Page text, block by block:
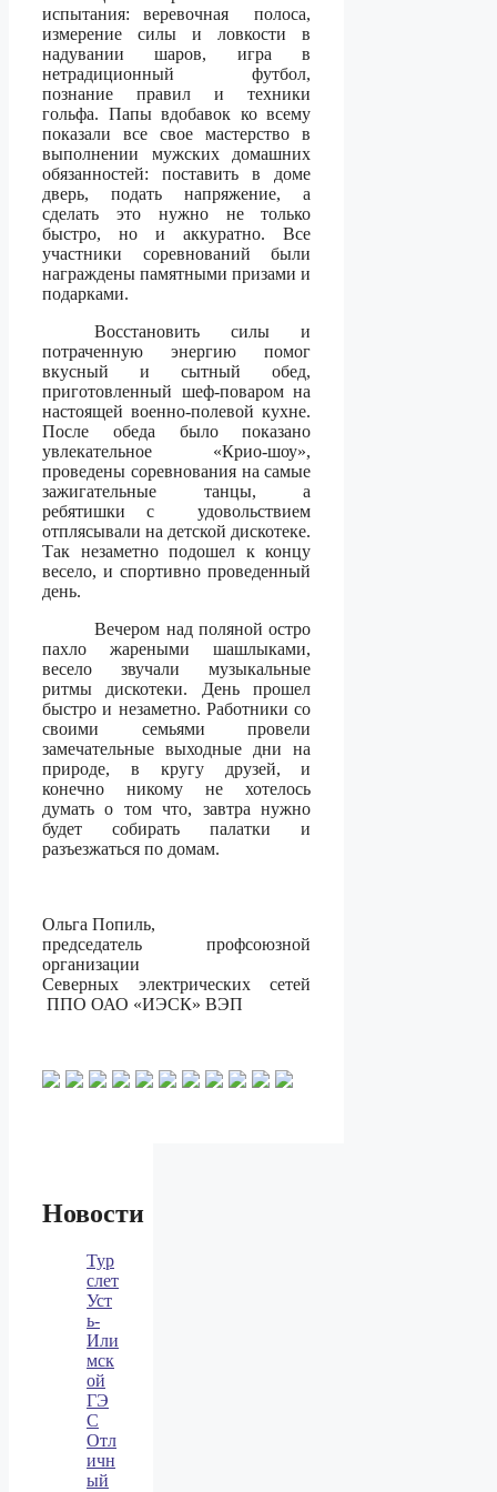
испытания: веревочная
полоса,
измерение силы и ловкости в
надувании шаров, игра в
нетрадиционный футбол,
познание правил и техники
гольфа. Папы вдобавок ко всему
показали все свое мастерство в
выполнении мужских домашних
обязанностей: поставить в доме
дверь, подать напряжение, а
сделать это нужно не только
быстро, но и аккуратно. Все
участники соревнований были
награждены памятными призами и
подарками.
Восстановить силы и
потраченную энергию помог
вкусный и сытный обед,
приготовленный шеф-поваром на
настоящей военно-полевой кухне.
После обеда было показано
увлекательное «Крио-шоу»,
проведены соревнования на самые
зажигательные танцы, а
ребятишки с
удовольствием
отплясывали на детской дискотеке.
Так незаметно подошел к концу
весело, и спортивно проведенный
день.
Вечером над поляной остро
пахло жареными шашлыками,
весело звучали музыкальные
ритмы дискотеки. День прошел
быстро и незаметно. Работники со
своими семьями провели
замечательные выходные дни на
природе, в кругу друзей, и
конечно никому не хотелось
думать о том что, завтра нужно
будет собирать палатки и
разъезжаться по домам.
Ольга Попиль,
председатель профсоюзной
организации
Северных электрических сетей
ППО ОАО «ИЭСК» ВЭП
Новости
Тур
слет
Уст
ь-
Или
мск
ой
ГЭ
С
Отл
ичн
ый